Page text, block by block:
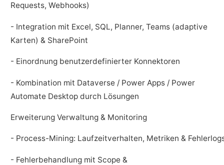
Requests, Webhooks)
- Integration mit Excel, SQL, Planner, Teams (adaptive
Karten) & SharePoint
- Einordnung benutzerdefinierter Konnektoren
- Kombination mit Dataverse / Power Apps / Power
Automate Desktop durch Lösungen
Erweiterung Verwaltung & Monitoring
- Process-Mining: Laufzeitverhalten, Metriken &
- Fehlerbehandlung mit Scope &